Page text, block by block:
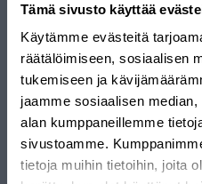
Tämä sivusto käyttää
Käytämme evästeitä
räätälöimiseen, sosiaalisen
tukemiseen ja
jaamme sosiaalisen
alan kumppaneillemme
sivustoamme.
tietoja muihin tietoihin, joita